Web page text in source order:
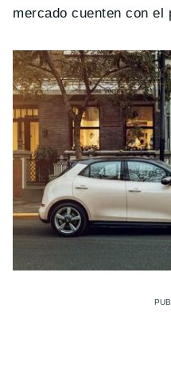
mercado cuenten con el